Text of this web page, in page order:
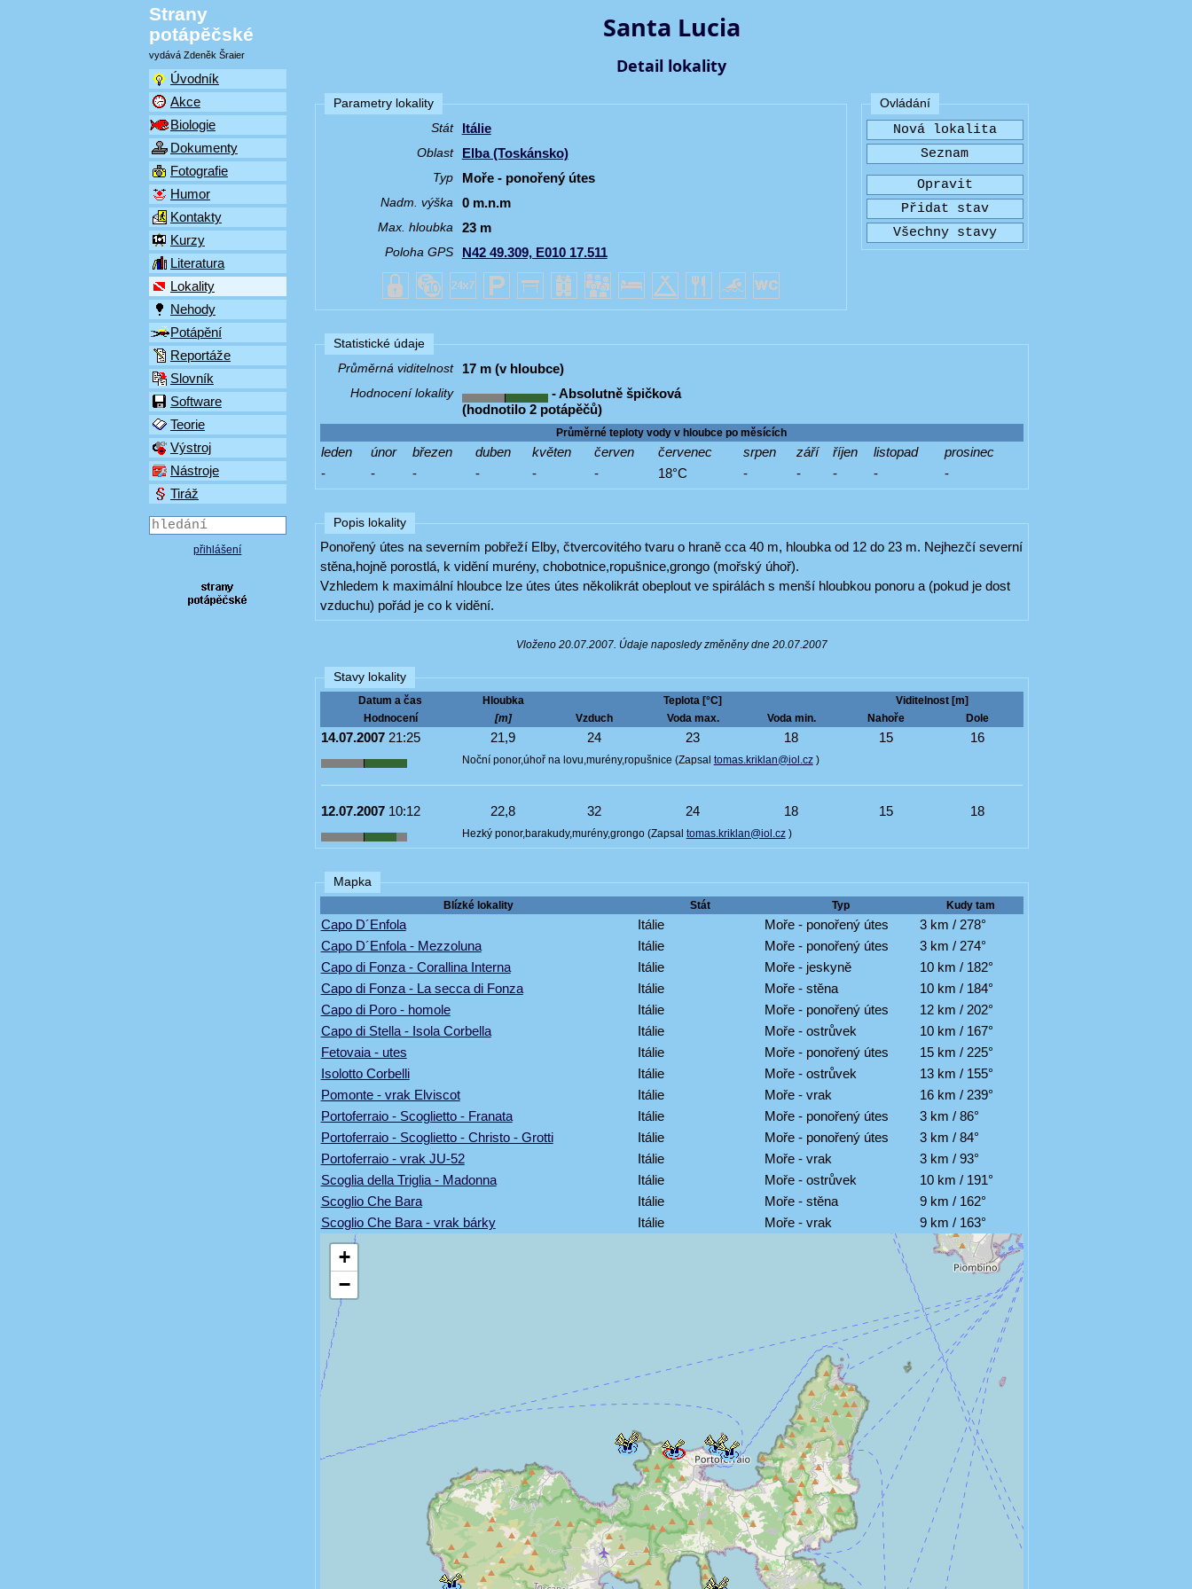
Strany
potápěčské
vydává Zdeněk Šraier
Úvodník
Akce
Biologie
Dokumenty
Fotografie
Humor
Kontakty
Kurzy
Literatura
Lokality
Nehody
Potápění
Reportáže
Slovník
Software
Teorie
Výstroj
Nástroje
Tiráž
přihlášení
Santa Lucia
Detail lokality
Ovládání
Parametry lokality
Stát
Itálie
Oblast Elba (Toskánsko)
Typ Moře - ponořený útes
Nadm. výška 0 m.n.m
Max. hloubka 23 m
Poloha GPS N42 49.309, E010 17.511
Statistické údaje
Průměrná viditelnost
17 m (v hloubce)
Hodnocení lokality
- Absolutně špičková
(hodnotilo 2 potápěčů)
Průměrné teploty vody v hloubce po měsících
leden únor březen duben květen červen červenec srpen září říjen listopad
prosinec
-
- - - - - 18°C - - - - -
Popis lokality
Ponořený útes na severním pobřeží Elby, čtvercovitého tvaru o hraně cca 40 m, hloubka od 12 do 23 m. Nejhezčí severní
stěna,hojně porostlá, k vidění murény, chobotnice,ropušnice,grongo (mořský úhoř).
Vzhledem k maximální hloubce lze útes útes několikrát obeplout ve spirálách s menší hloubkou ponoru a (pokud je dost
vzduchu) pořád je co k vidění.
Vloženo 20.07.2007. Údaje naposledy změněny dne 20.07.2007
Stavy lokality
Datum a čas Hloubka Teplota [°C]
Viditelnost [m]
Hodnocení
[m] Vzduch Voda max. Voda min. Nahoře Dole
14.07.200721:25 21,9 24 23 18 15 16
Noční ponor,úhoř na lovu,murény,ropušnice (Zapsal tomas.kriklan@iol.cz)
12.07.200710:12 22,8 32 24 18 15 18
Hezký ponor,barakudy,murény,grongo (Zapsal tomas.kriklan@iol.cz)
Mapka
Blízké lokality Stát Typ Kudy tam
Capo D´Enfola Itálie Moře - ponořený útes
3 km / 278°
Capo D´Enfola - Mezzoluna
Itálie Moře - ponořený útes
3 km / 274°
Capo di Fonza - Corallina Interna
Itálie Moře - jeskyně
10 km / 182°
Capo di Fonza - La secca di Fonza
Itálie Moře - stěna
10 km / 184°
Capo di Poro - homole
Itálie Moře - ponořený útes
12 km / 202°
Capo di Stella - Isola Corbella
Itálie Moře - ostrůvek
10 km / 167°
Fetovaia - utes
Itálie Moře - ponořený útes
15 km / 225°
Isolotto Corbelli
Itálie Moře - ostrůvek
13 km / 155°
Pomonte - vrak Elviscot
Itálie Moře - vrak
16 km / 239°
Portoferraio - Scoglietto - Franata
Itálie Moře - ponořený útes
3 km / 86°
Portoferraio - Scoglietto - Christo - Grotti
Itálie Moře - ponořený útes
3 km / 84°
Portoferraio - vrak JU-52
Itálie Moře - vrak
3 km / 93°
Scoglia della Triglia - Madonna
Itálie Moře - ostrůvek
10 km / 191°
Scoglio Che Bara
Itálie Moře - stěna
9 km / 162°
Scoglio Che Bara - vrak bárky
Itálie Moře - vrak 9 km / 163°